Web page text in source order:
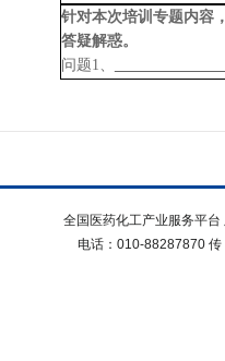
针对本次培训专题内容
答疑解惑。
问题1、
全国医药化工产业服务平
电话：010-88287870